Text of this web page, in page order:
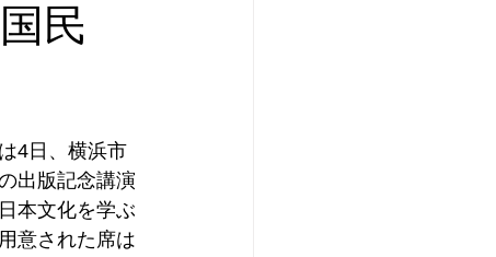
民
4日、横浜市
出版記念講演
本文化を学ぶ
意された席は